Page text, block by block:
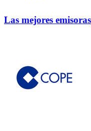
Las mejores emisoras